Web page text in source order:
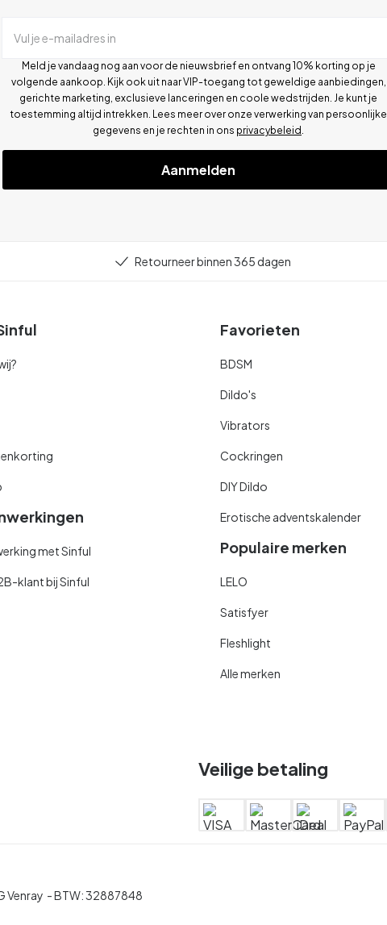
Vul je e-mailadres in
Meld je vandaag nog aan voor de nieuwsbrief en ontvang 10% korting op je
volgende aankoop. Kijk ook uit naar VIP-toegang tot geweldige aanbiedingen,
gerichte marketing, exclusieve lanceringen en coole wedstrijden. Je kunt je
toestemming altijd intrekken. Lees meer over onze verwerking van persoonlijke
gegevens en je rechten in ons privacybeleid
Aanmelden
Retourneer binnen 365 dagen
met Sinful
klant bij Sinful
Favorieten
BDSM
Dildo's
Vibrators
Cockringen
DIY Dildo
Erotische adventskalender
Populaire merken
LELO
Satisfyer
Fleshlight
Alle merken
Veilige betaling
Venray - BTW:32887848